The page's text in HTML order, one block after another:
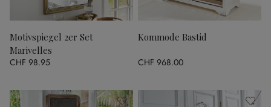
Motivspiegel 2er Set
Marivelles
CHF 98.95
Kommode Bastid
CHF 968.00